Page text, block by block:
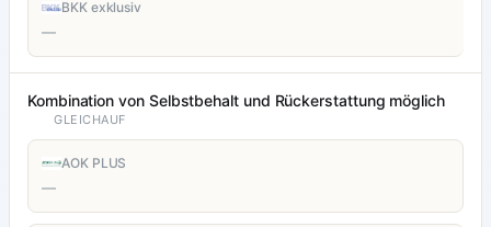
BKK exklusiv
—
Kombination von Selbstbehalt und Rückerstattung möglich
GLEICHAUF
AOK PLUS
—